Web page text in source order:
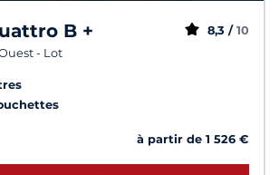
B +
- Lot
8,3 / 10
à partir de 1 526 €